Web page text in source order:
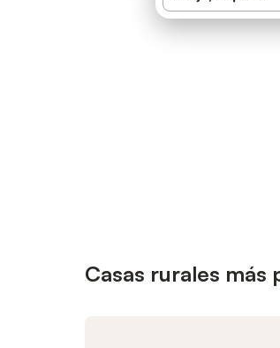
Casas rurales más